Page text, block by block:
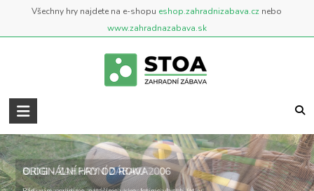
Všechny hry najdete na e-shopu eshop.zahradnizabava.cz nebo
www.zahradnazabava.sk
Zahradní
Zábava
..::
BLOG
BLOG - ZAHRADNÍ ZÁBAVA
ORIGINÁLNÍ HRY OD ROKU 2006